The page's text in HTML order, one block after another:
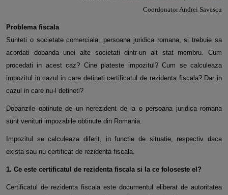
Coordonator Andrei Savescu
Problema fiscala
Sunteti o societate comerciala, persoana juridica romana, si trebuie sa
acordati dobanda unei alte societati dintr-un alt stat membru. Cum
procedati in acest caz? Cine plateste impozitul? Cum se calculeaza
impozitul in cazul in care detineti certificatul de rezidenta fiscala? Dar in
cazul in care nu-l detineti?
Dobanzile obtinute de un nerezident de la o persoana juridica romana
sunt venituri impozabile obtinute din Romania.
Impozitul se calculeaza diferit, in functie de situatie, respectiv daca
exista sau nu certificat de rezidenta fiscala.
1. Ce este certificatul de rezidenta fiscala si la ce foloseste el?
Certificatul de rezidenta fiscala este documentul eliberat de autoritatea